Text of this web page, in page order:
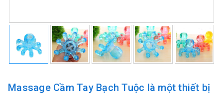
Massage Cầm Tay Bạch Tuộc là một thiết bị